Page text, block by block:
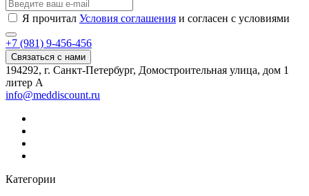
Я прочитал Условия соглашения и согласен с условиями
+7 (981) 9-456-456
Связаться с нами
194292, г. Санкт-Петербург, Домостроительная улица, дом 1
литер А
info@meddiscount.ru
Категории